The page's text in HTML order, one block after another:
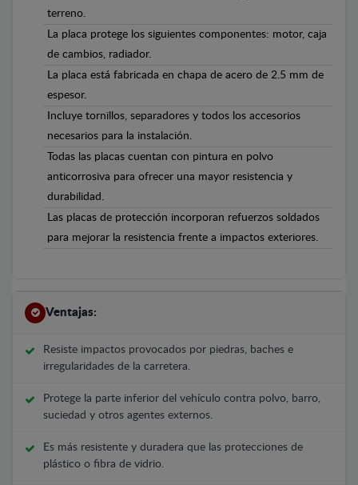
terreno.
La placa protege los siguientes componentes: motor, caja
de cambios, radiador.
La placa está fabricada en chapa de acero de 2.5 mm de
espesor.
Incluye tornillos, separadores y todos los accesorios
necesarios para la instalación.
Todas las placas cuentan con pintura en polvo
anticorrosiva para ofrecer una mayor resistencia y
durabilidad.
Las placas de protección incorporan refuerzos soldados
para mejorar la resistencia frente a impactos exteriores.
Ventajas:
Resiste impactos provocados por piedras, baches e
irregularidades de la carretera.
Protege la parte inferior del vehículo contra polvo, barro,
suciedad y otros agentes externos.
Es más resistente y duradera que las protecciones de
plástico o fibra de vidrio.